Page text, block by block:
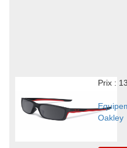
Prix :
Oakley